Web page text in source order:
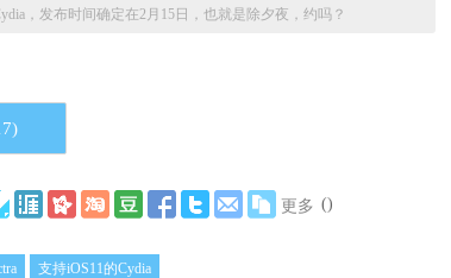
，发布时间确定在2月15日，也就是除夕夜，约吗？
)
更多 ()
支持iOS11的Cydia